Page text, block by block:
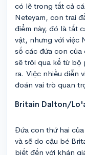
có lẽ trong tất cả
Neteyam, con trai
điểm này, đó là tất
vật, nhưng với việc
số các đứa con
sẽ trôi qua kể từ bộ
ra. Việc nhiều diễn
đoán vai trò quan
Britain Dalton/
Đứa con thứ hai
và sẽ do cậu bé
biết đến với khán